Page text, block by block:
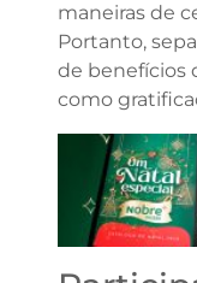
maneiras de
Portanto,
de benefícios
como